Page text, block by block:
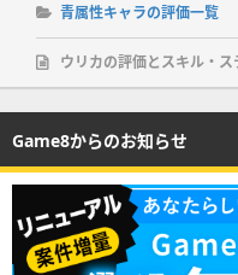
青属性キャラの評価一覧
ウリカの評価とスキル・ス
Game8からのお知らせ